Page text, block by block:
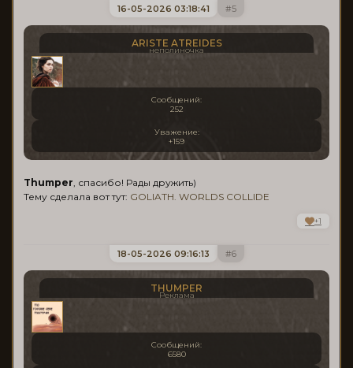
5
16-05-2026 03:18:41
ARISTE ATREIDES
неполиночка
Сообщений:
252
Уважение:
+159
Thumper, спасибо! Рады дружить)
Тему сделала вот тут: GOLIATH. WORLDS COLLIDE
+1
6
18-05-2026 09:16:13
THUMPER
Реклама
Сообщений:
6580